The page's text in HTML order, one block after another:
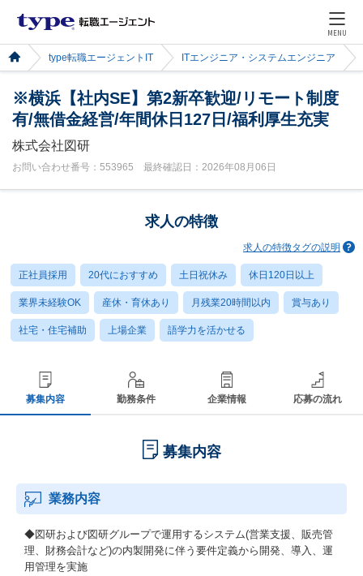
MENU
type転職エージェントIT ITエンジニア・システムエンジニア
※横浜【社内SE】第2新卒歓迎/リモート制度
有/無借金経営/年間休日127日/福利厚生充実
株式会社図研
お問い合わせ番号：553965 最終確認日：2026年08月06日
求人の特徴
求人の特徴タグの説明
正社員採用 20代におすすめ 土日祝休み 休日120日以上
業界未経験OK 産休・育休あり 月残業20時間以内 賞与あり
社宅・住宅補助 上場企業 語学力を活かせる
募集内容 勤務条件 企業情報 応募の流れ
募集内容
業務内容
◆図研および図研グループで運用するシステム(営業支援、販売管
理、財務会計など)の内製開発に伴う要件定義から開発、導入、運
用管理を実施